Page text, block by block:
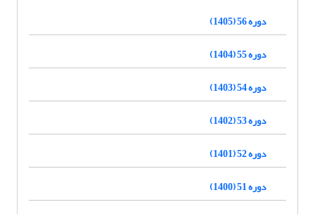
دوره 56 (1405)
دوره 55 (1404)
دوره 54 (1403)
دوره 53 (1402)
دوره 52 (1401)
دوره 51 (1400)